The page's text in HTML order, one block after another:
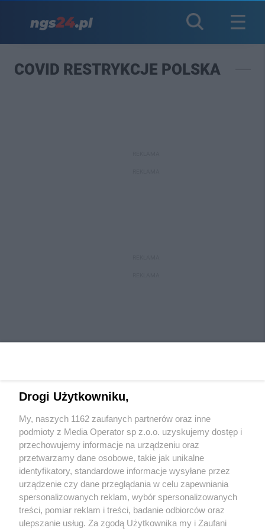
COVID RESTRYKCJE POLSKA
Wydawca mediówlokalnych
Nie zapomnij
zapoznać się z:
polityką prywatności regulamin korzystania z portali
Twojemiasto Skontaktuj się z nami
Drogi Użytkowniku,
My, naszych 1162 zaufanych partnerów oraz inne
podmioty z Media Operator sp z.o.o. uzyskujemy dostęp i
przechowujemy informacje na urządzeniu oraz
przetwarzamy dane osobowe, takie jak unikalne
identyfikatory, standardowe informacje wysyłane przez
urządzenie czy dane przeglądania w celu zapewniania
spersonalizowanych reklam, wybór spersonalizowanych
treści, pomiar reklam i treści, badanie odbiorców oraz
ulepszanie usług. Za zgodą Użytkownika my i Zaufani